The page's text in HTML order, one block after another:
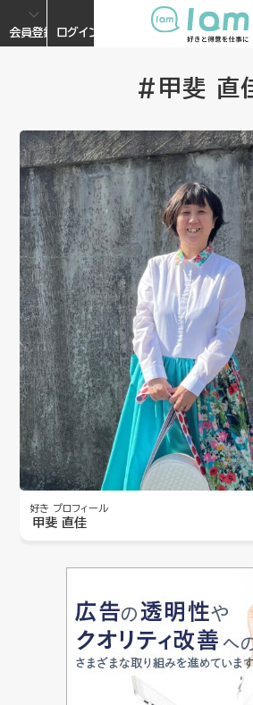
会員登録 ログイン
#甲斐 直
好き プロフィール
甲斐 直佳